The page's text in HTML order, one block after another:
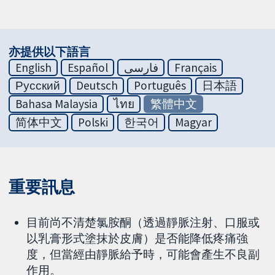
亦提供以下語言
English
Español فارسی
Français
Русский
Deutsch Português
日本語
Bahasa Malaysia
ไทย
繁體中文
简体中文
Polski 한국어 Magyar
重要訊息
目前尚不清楚氯胺酮（透過靜脈注射、口服或
以乳膏形式塗抹於皮膚）是否能降低疼痛強
度，但當經由靜脈給予時，可能會產生不良副
作用。